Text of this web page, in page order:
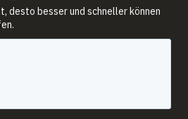
desto besser und schneller können